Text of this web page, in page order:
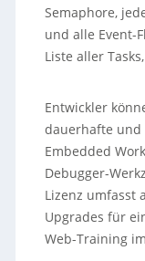
Semaphore,
und alle Event-
Liste aller
Entwickler
dauerhafte und
Embedded
Debugger-
Lizenz umfasst
Upgrades für
Web-Training